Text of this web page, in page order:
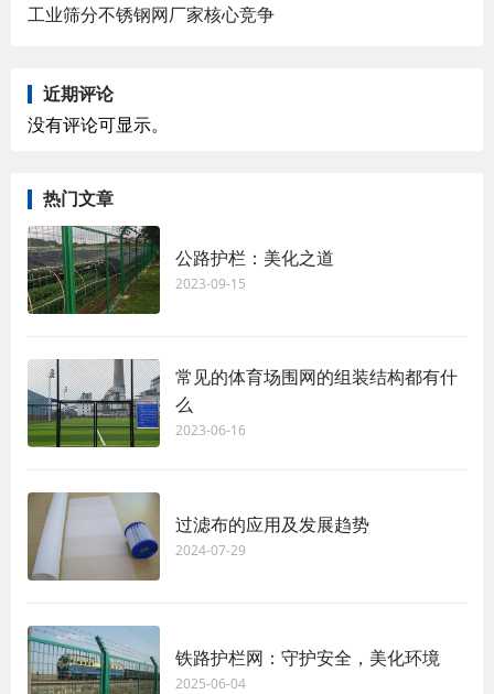
工业筛分不锈钢网厂家核心竞争
近期评论
没有评论可显示。
热门文章
公路护栏：美化之道
2023-09-15
常见的体育场围网的组装结构都有什
么
2023-06-16
过滤布的应用及发展趋势
2024-07-29
铁路护栏网：守护安全，美化环境
2025-06-04